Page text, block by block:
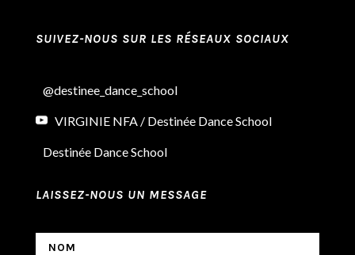
SUIVEZ-NOUS SUR LES RÉSEAUX SOCIAUX
@destinee_dance_school
VIRGINIE NFA / Destinée Dance School
Destinée Dance School
LAISSEZ-NOUS UN MESSAGE